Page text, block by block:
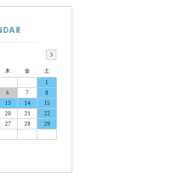
木 金
土
1
6 7
8
13 14
15
20 21
22
27 28
29